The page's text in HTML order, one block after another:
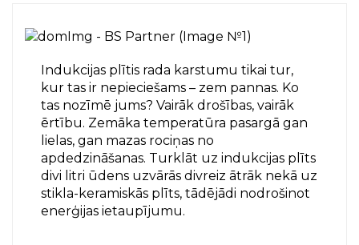
Indukcijas plītis rada karstumu tikai tur,
kur tas ir nepieciešams – zem pannas. Ko
tas nozīmē jums? Vairāk drošības, vairāk
ērtību. Zemāka temperatūra pasargā gan
lielas, gan mazas rociņas no
apdedzināšanas. Turklāt uz indukcijas plīts
divi litri ūdens uzvārās divreiz ātrāk nekā uz
stikla-keramiskās plīts, tādējādi nodrošinot
enerģijas ietaupījumu.